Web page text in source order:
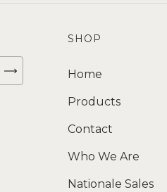
SHOP
Home
Products
Contact
Who We Are
Nationale Sales